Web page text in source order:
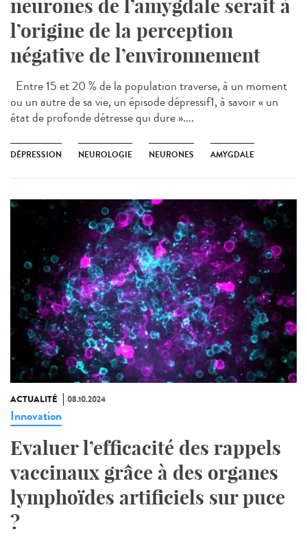
neurones de l’amygdale serait à
l’origine de la perception
négative de l’environnement
Entre 15 et 20 % de la population traverse, à un moment
ou un autre de sa vie, un épisode dépressif1, à savoir « un
état de profonde détresse qui dure »....
DÉPRESSION NEUROLOGIE NEURONES AMYGDALE
ACTUALITÉ 08.10.2024
Innovation
Evaluer l’efficacité des rappels
vaccinaux grâce à des organes
lymphoïdes artificiels sur puce
?